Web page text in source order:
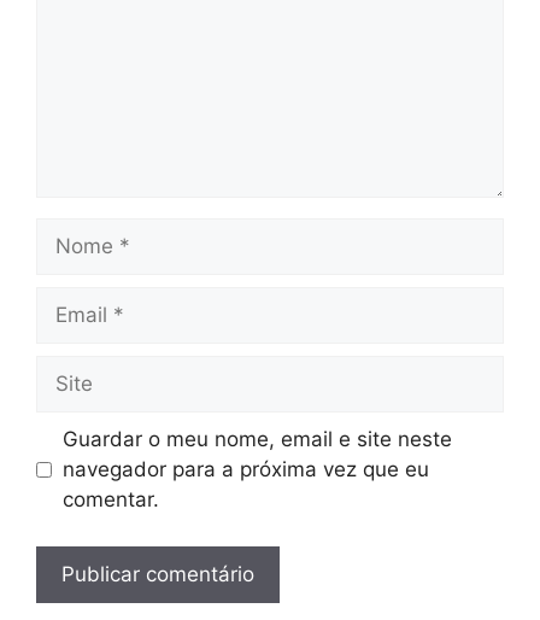
Nome
Email
Site
Guardar o meu nome, email e site neste
navegador para a próxima vez que eu
comentar.